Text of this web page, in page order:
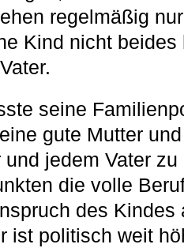
regelmäßig
Kind nicht
seine
gute Mutter
jedem Vater
die volle
des
ist politisch weit